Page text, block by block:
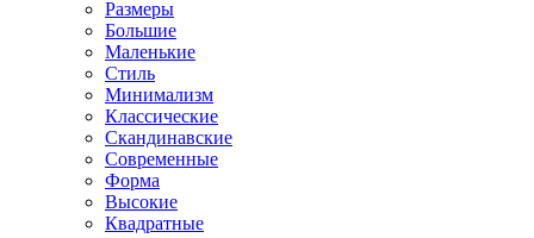
Размеры
Большие
Маленькие
Стиль
Минимализм
Классические
Скандинавские
Современные
Форма
Высокие
Квадратные